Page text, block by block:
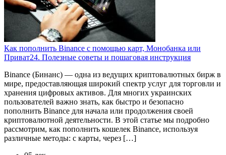
Как пополнить Binance с помощью карт, Монобанка или
Приват24. Полезные советы и пошаговая инструкция
Binance (Бинанс) — одна из ведущих криптовалютных бирж в
мире, предоставляющая широкий спектр услуг для торговли и
хранения цифровых активов. Для многих украинских
пользователей важно знать, как быстро и безопасно
пополнить Binance для начала или продолжения своей
криптовалютной деятельности. В этой статье мы подробно
рассмотрим, как пополнить кошелек Binance, используя
различные методы: с карты, через […]